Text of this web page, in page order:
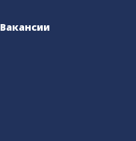
Вакансии